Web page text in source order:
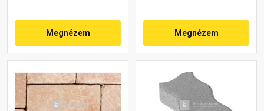
Megnézem Megnézem